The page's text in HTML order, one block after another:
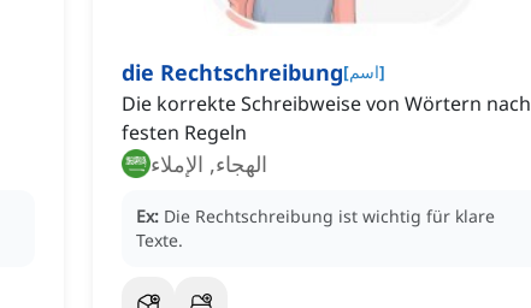
die Rechtschreibung[اسم]
Die korrekte Schreibweise von Wörtern nach
festen Regeln
الهجاء, الإملاء
Ex: Die Rechtschreibung ist wichtig für klare
Texte.